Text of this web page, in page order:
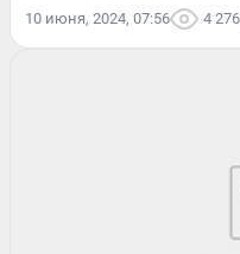
10 июня, 2024, 07:56 4 276